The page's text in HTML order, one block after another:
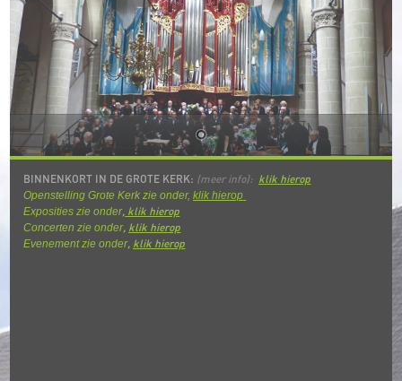
BINNENKORT IN DE GROTE KERK: (meer info): klik hierop
Openstelling Grote Kerk zie onder, klik hierop
Exposities zie onder, klik hierop
Concerten zie onder, klik hierop
Evenement zie onder, klik hierop